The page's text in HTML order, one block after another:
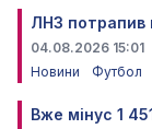
ЛНЗ потрапив
04.08.2026 15:01
Новини
Футбол
Вже мінус 1